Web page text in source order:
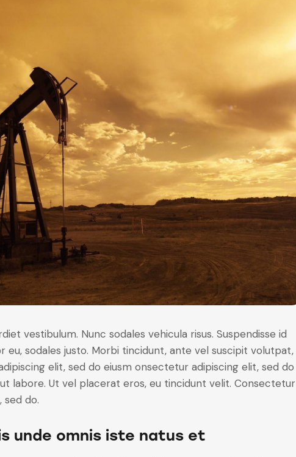
vestibulum. Nunc sodales vehicula risus. Suspendisse id
eu, sodales justo. Morbi tincidunt, ante vel suscipit volutpat,
elit, sed do eiusm onsectetur adipiscing elit, sed do
labore. Ut vel placerat eros, eu tincidunt velit. Consectetur
sed do.
unde omnis iste natus et